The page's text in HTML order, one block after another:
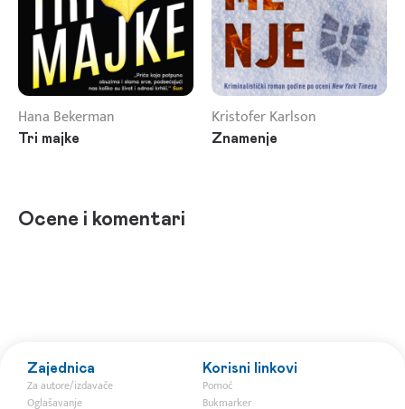
Hana Bekerman
Tri majke
Kristofer Karlson
Znamenje
Ocene i komentari
Zajednica
Za autore/izdavače
Oglašavanje
Korisni linkovi
Pomoć
Bukmarker